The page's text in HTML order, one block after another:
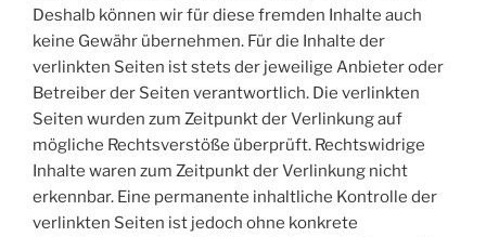
Deshalb können wir für diese fremden Inhalte auch
keine Gewähr übernehmen. Für die Inhalte der
verlinkten Seiten ist stets der jeweilige Anbieter oder
Betreiber der Seiten verantwortlich. Die verlinkten
Seiten wurden zum Zeitpunkt der Verlinkung auf
mögliche Rechtsverstöße überprüft. Rechtswidrige
Inhalte waren zum Zeitpunkt der Verlinkung nicht
erkennbar. Eine permanente inhaltliche Kontrolle der
verlinkten Seiten ist jedoch ohne konkrete